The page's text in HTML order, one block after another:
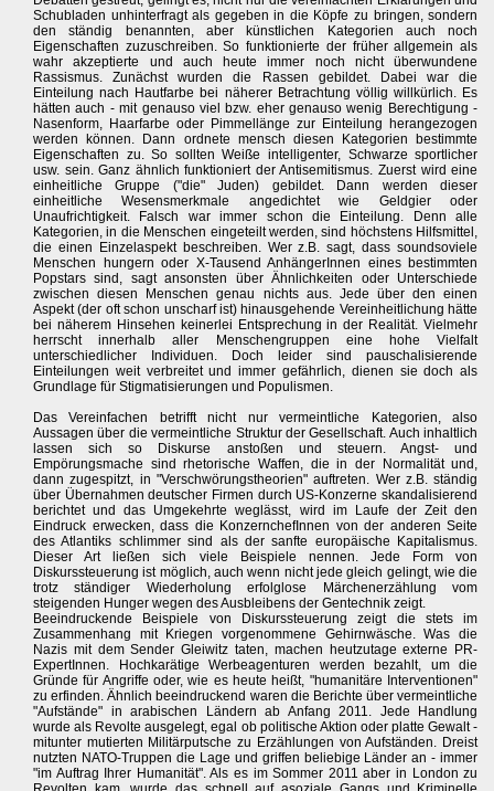
Schubladen unhinterfragt als gegeben in die Köpfe zu bringen, sondern
den ständig benannten, aber künstlichen Kategorien auch noch
Eigenschaften zuzuschreiben. So funktionierte der früher allgemein als
wahr akzeptierte und auch heute immer noch nicht überwundene
Rassismus. Zunächst wurden die Rassen gebildet. Dabei war die
Einteilung nach Hautfarbe bei näherer Betrachtung völlig willkürlich. Es
hätten auch - mit genauso viel bzw. eher genauso wenig Berechtigung -
Nasenform, Haarfarbe oder Pimmellänge zur Einteilung herangezogen
werden können. Dann ordnete mensch diesen Kategorien bestimmte
Eigenschaften zu. So sollten Weiße intelligenter, Schwarze sportlicher
usw. sein. Ganz ähnlich funktioniert der Antisemitismus. Zuerst wird eine
einheitliche Gruppe ("die" Juden) gebildet. Dann werden dieser
einheitliche Wesensmerkmale angedichtet wie Geldgier oder
Unaufrichtigkeit. Falsch war immer schon die Einteilung. Denn alle
Kategorien, in die Menschen eingeteilt werden, sind höchstens Hilfsmittel,
die einen Einzelaspekt beschreiben. Wer z.B. sagt, dass soundsoviele
Menschen hungern oder X-Tausend AnhängerInnen eines bestimmten
Popstars sind, sagt ansonsten über Ähnlichkeiten oder Unterschiede
zwischen diesen Menschen genau nichts aus. Jede über den einen
Aspekt (der oft schon unscharf ist) hinausgehende Vereinheitlichung hätte
bei näherem Hinsehen keinerlei Entsprechung in der Realität. Vielmehr
herrscht innerhalb aller Menschengruppen eine hohe Vielfalt
unterschiedlicher Individuen. Doch leider sind pauschalisierende
Einteilungen weit verbreitet und immer gefährlich, dienen sie doch als
Grundlage für Stigmatisierungen und Populismen.
Das Vereinfachen betrifft nicht nur vermeintliche Kategorien, also
Aussagen über die vermeintliche Struktur der Gesellschaft. Auch inhaltlich
lassen sich so Diskurse anstoßen und steuern. Angst- und
Empörungsmache sind rhetorische Waffen, die in der Normalität und,
dann zugespitzt, in "Verschwörungstheorien" auftreten. Wer z.B. ständig
über Übernahmen deutscher Firmen durch US-Konzerne skandalisierend
berichtet und das Umgekehrte weglässt, wird im Laufe der Zeit den
Eindruck erwecken, dass die KonzernchefInnen von der anderen Seite
des Atlantiks schlimmer sind als der sanfte europäische Kapitalismus.
Dieser Art ließen sich viele Beispiele nennen. Jede Form von
Diskurssteuerung ist möglich, auch wenn nicht jede gleich gelingt, wie die
trotz ständiger Wiederholung erfolglose Märchenerzählung vom
steigenden Hunger wegen des Ausbleibens der Gentechnik zeigt.
Beeindruckende Beispiele von Diskurssteuerung zeigt die stets im
Zusammenhang mit Kriegen vorgenommene Gehirnwäsche. Was die
Nazis mit dem Sender Gleiwitz taten, machen heutzutage externe PR-
ExpertInnen. Hochkarätige Werbeagenturen werden bezahlt, um die
Gründe für Angriffe oder, wie es heute heißt, "humanitäre Interventionen"
zu erfinden. Ähnlich beeindruckend waren die Berichte über vermeintliche
"Aufstände" in arabischen Ländern ab Anfang 2011. Jede Handlung
wurde als Revolte ausgelegt, egal ob politische Aktion oder platte Gewalt -
mitunter mutierten Militärputsche zu Erzählungen von Aufständen. Dreist
nutzten NATO-Truppen die Lage und griffen beliebige Länder an - immer
"im Auftrag Ihrer Humanität". Als es im Sommer 2011 aber in London zu